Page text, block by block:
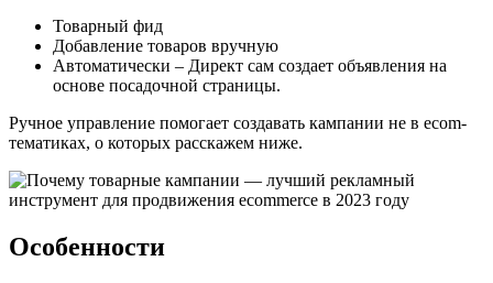
Товарный фид
Добавление товаров вручную
Автоматически – Директ сам создает объявления на
основе посадочной страницы.
Ручное управление помогает создавать кампании не в ecom-
тематиках, о которых расскажем ниже.
Особенности